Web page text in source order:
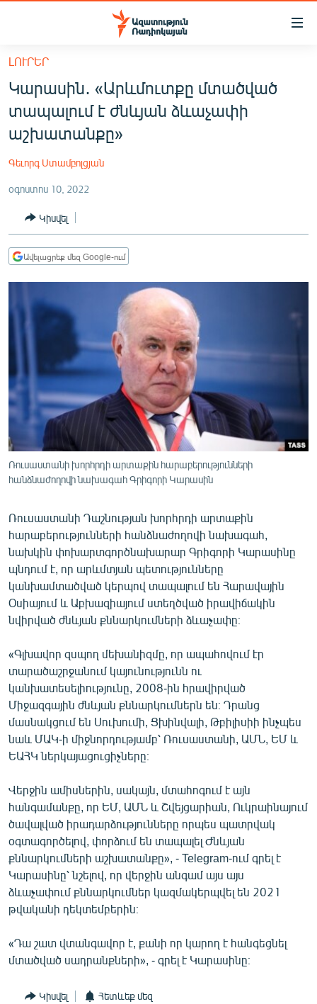
Մատչելիության
հիմնական
բովանդակությանը
հիմնական
մենյուին
ՀԱՅԱՍՏԱՆ
ՔԱՂԱՔԱԿԱՆ
ՏՆՏԵՍՈՒԹՅՈՒՆ
ՂԱՐԱԲԱՂ
ՏԱՐԱԾԱՇՐՋԱՆ
ՄԻՋԱԶԳԱՅԻՆ
ՄՇԱԿՈՒՅԹ
ՍՊՈՐՏ
ՄԵԿՆԱԲԱՆՈՒԹՅՈՒՆ
ՏՏ ԵՒ ԻՆՏԵՐՆԵՏ
ԱՐԽԻՎ
ԲԱՆԱՎԵՃ
ՁԳՏԵԼՈՎ ԼԱՎԱԳՈՒՅՆԻՆ
ՓՈԴՔԱՍԹ
Հայերեն
English
Русский
ՀԵՏԵՎԵՔ ՄԵԶ
«Ազատության» բոլոր կայքերը
ԼՈՒՐԵՐ
Կարասին․ «Արևմուտքը մտածված
տապալում է ժնևյան ձևաչափի
աշխատանքը»
Գեւորգ Ստամբոլցյան
օգոստոս 10, 2022
Կիսվել
Ավելացրեք մեզ Google-ում
Ռուսաստանի խորհրդի արտաքին հարաբերությունների
հանձնաժողովի նախագահ Գրիգորի Կարասին
Ռուսաստանի Դաշնության խորհրդի արտաքին
հարաբերությունների հանձնաժողովի նախագահ,
նախկին փոխարտգործնախարար Գրիգորի Կարասինը
պնդում է, որ արևմտյան պետությունները
կանխամտածված կերպով տապալում են Հարավային
Օսիայում և Աբխազիայում ստեղծված իրավիճակին
նվիրված ժնևյան քննարկումների ձևաչափը։
«Գլխավոր զսպող մեխանիզմը, որ ապահովում էր
տարածաշրջանում կայունությունն ու
կանխատեսելիությունը, 2008-ին հրավիրված
Միջազգային ժնևյան քննարկումներն են։ Դրանց
մասնակցում են Սուխումի, Ցխինվալի, Թբիլիսիի ինչպես
նաև ՄԱԿ-ի միջնորդությամբ՝ Ռուսաստանի, ԱՄՆ, ԵՄ և
ԵԱՀԿ ներկայացուցիչները։
Վերջին ամիսներին, սակայն, մտահոգում է այն
հանգամանքը, որ ԵՄ, ԱՄՆ և Շվեյցարիան, Ուկրաինայում
ծավալված իրադարձությունները որպես պատրվակ
օգտագործելով, փորձում են տապալել Ժնևյան
քննարկումների աշխատանքը», - Telegram-ում գրել է
Կարասինը՝ նշելով, որ վերջին անգամ այս այս
ձևաչափում քննարկումներ կազմակերպվել են 2021
թվականի դեկտեմբերին։
«Դա շատ վտանգավոր է, քանի որ կարող է հանգեցնել
մտածված սադրանքների», - գրել է Կարասինը։
Կիսվել Հետևեք մեզ